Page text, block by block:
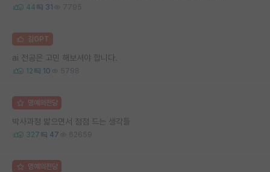
44 31 7795
김GPT
ai 전공은 고민 해보셔야 합니다.
12 10 5798
명예의전당
박사과정 밟으면서 점점 드는 생각들
327 47 62659
명예의전당